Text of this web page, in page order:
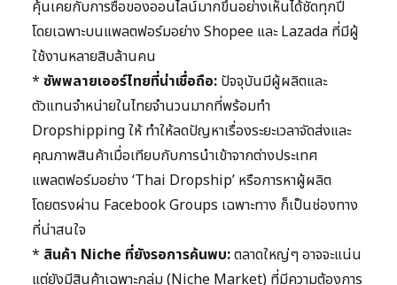
คุ้นเคยกับการซื้อของออนไลน์มากขึ้นอย่างเห็นได้ชัดทุกปี
โดยเฉพาะบนแพลตฟอร์มอย่าง Shopee และ Lazada ที่มีผู้
ใช้งานหลายสิบล้านคน
* ซัพพลายเออร์ไทยที่น่าเชื่อถือ: ปัจจุบันมีผู้ผลิตและ
ตัวแทนจำหน่ายในไทยจำนวนมากที่พร้อมทำ
Dropshipping ให้ ทำให้ลดปัญหาเรื่องระยะเวลาจัดส่งและ
คุณภาพสินค้าเมื่อเทียบกับการนำเข้าจากต่างประเทศ
แพลตฟอร์มอย่าง ‘Thai Dropship’ หรือการหาผู้ผลิต
โดยตรงผ่าน Facebook Groups เฉพาะทาง ก็เป็นช่องทาง
ที่น่าสนใจ
* สินค้า Niche ที่ยังรอการค้นพบ:ตลาดใหญ่ๆ อาจจะแน่น
แต่ยังมีสินค้าเฉพาะกลุ่ม (Niche Market) ที่มีความต้องการ